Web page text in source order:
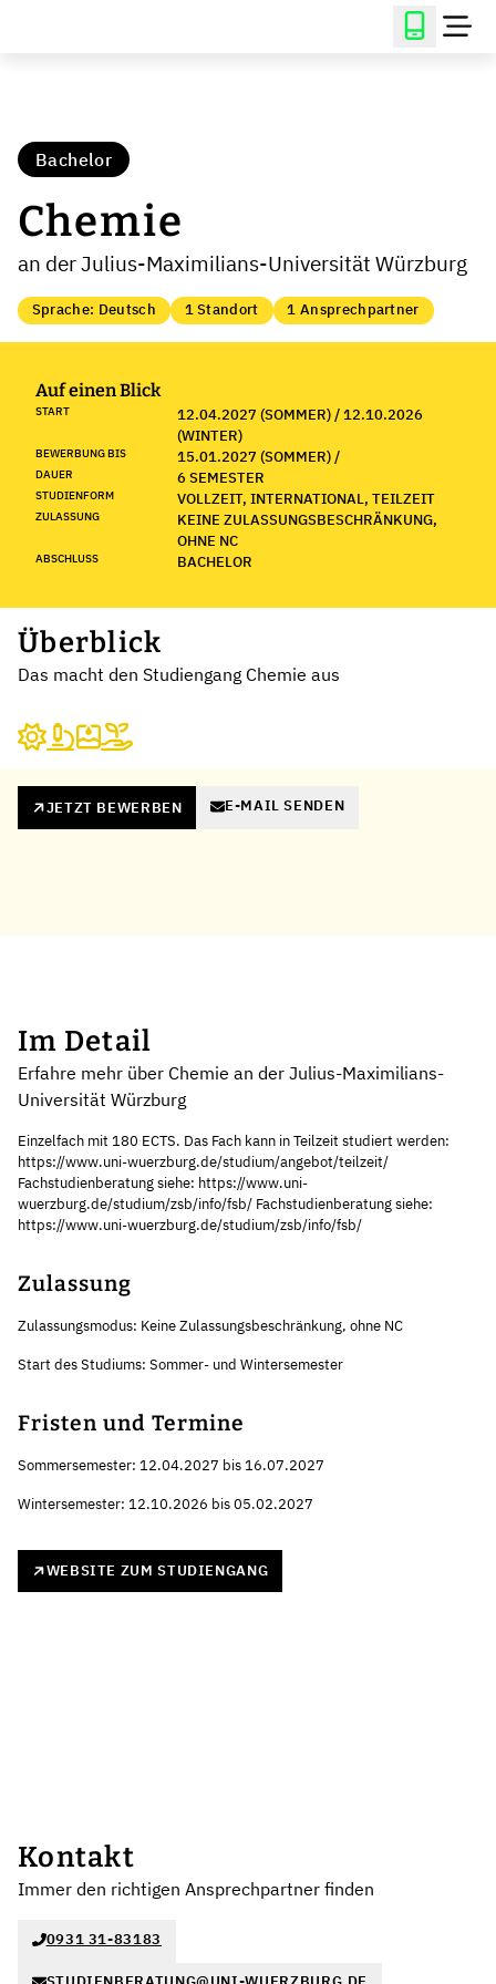
Bachelor
Chemie
an der Julius-Maximilians-Universität Würzburg
Sprache: Deutsch 1 Standort 1 Ansprechpartner
Auf einen Blick
START
12.04.2027 (SOMMER) / 12.10.2026
(WINTER)
BEWERBUNG BIS 15.01.2027 (SOMMER) /
DAUER 6 SEMESTER
STUDIENFORM VOLLZEIT, INTERNATIONAL, TEILZEIT
ZULASSUNG
KEINE ZULASSUNGSBESCHRÄNKUNG,
OHNE NC
ABSCHLUSS BACHELOR
Überblick
Das macht den Studiengang Chemie aus
JETZT BEWERBEN E-MAIL SENDEN
Im Detail
Erfahre mehr über Chemie an der Julius-Maximilians-
Universität Würzburg
Einzelfach mit 180 ECTS. Das Fach kann in Teilzeit studiert werden:
https://www.uni-wuerzburg.de/studium/angebot/teilzeit/
Fachstudienberatung siehe: https://www.uni-
wuerzburg.de/studium/zsb/info/fsb/ Fachstudienberatung siehe:
https://www.uni-wuerzburg.de/studium/zsb/info/fsb/
Zulassung
Zulassungsmodus: Keine Zulassungsbeschränkung, ohne NC
Start des Studiums: Sommer- und Wintersemester
Fristen und Termine
Sommersemester: 12.04.2027 bis 16.07.2027
Wintersemester: 12.10.2026 bis 05.02.2027
WEBSITE ZUM STUDIENGANG
Kontakt
Immer den richtigen Ansprechpartner finden
0931 31-83183